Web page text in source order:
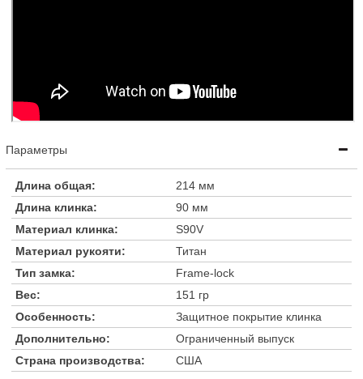
Параметры
Длина общая:
214 мм
Длина клинка:
90 мм
Материал клинка:
S90V
Материал рукояти:
Титан
Тип замка:
Frame-lock
Вес:
151 гр
Особенность:
Защитное покрытие клинка
Дополнительно:
Ограниченный выпуск
Страна производства:
США